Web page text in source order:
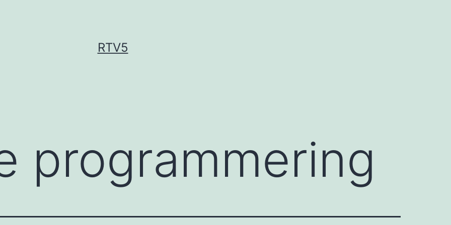
RTV5
programmering